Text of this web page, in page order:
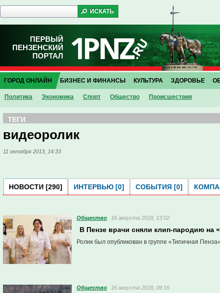
ПЕРВЫЙ
ПЕНЗЕНСКИЙ
ПОРТАЛ
ГОРОД ОНЛАЙН
Политика Экономика Спорт Общество Проиcшествия
БИЗНЕС И ФИНАНСЫ КУЛЬТУРА ЗДОРОВЬЕ
ТЕГИ
видеоролик
11 октября 2013, 14:33
НОВОСТИ [290] ИНТЕРВЬЮ [0] СОБЫТИЯ [0]
Общество 16 августа 2018, 13:02
В Пензе врачи сняли клип-пародию на
Ролик был опубликован в группе «Типичная
Общество 16 августа 2018, 09:16